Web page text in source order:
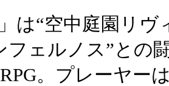
は“空中庭園リヴ
フェルノス”との
。プレーヤー